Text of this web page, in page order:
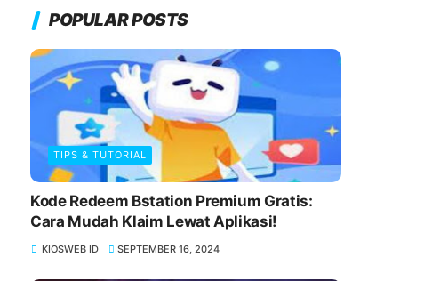
POPULAR POSTS
TIPS & TUTORIAL
Kode Redeem Bstation Premium Gratis:
Cara Mudah Klaim Lewat Aplikasi!
KIOSWEB ID SEPTEMBER 16, 2024